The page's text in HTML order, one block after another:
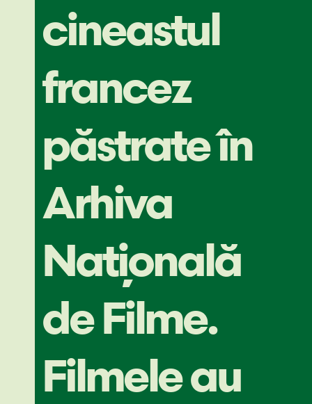
cineastul
francez
păstrate în
Arhiva
Națională
de Filme.
Filmele au